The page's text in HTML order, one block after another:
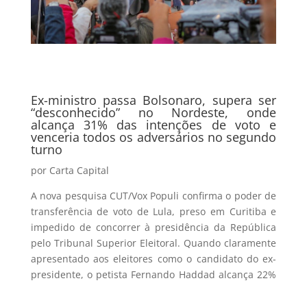
Ex-ministro passa Bolsonaro, supera ser
“desconhecido” no Nordeste, onde
alcança 31% das intenções de voto e
venceria todos os adversários no segundo
turno
por Carta Capital
A nova pesquisa CUT/Vox Populi confirma o poder de
transferência de voto de Lula, preso em Curitiba e
impedido de concorrer à presidência da República
pelo Tribunal Superior Eleitoral. Quando claramente
apresentado aos eleitores como o candidato do ex-
presidente, o petista Fernando Haddad alcança 22%